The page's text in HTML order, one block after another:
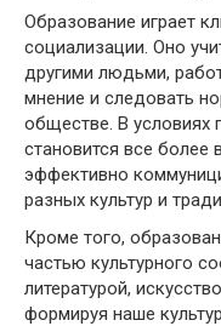
Образование играет
социализации. Оно
другими людьми,
мнение и следовать
обществе. В условиях
становится все более
эффективно
разных культур и
Кроме того,
частью культурного
литературой,
формируя наше